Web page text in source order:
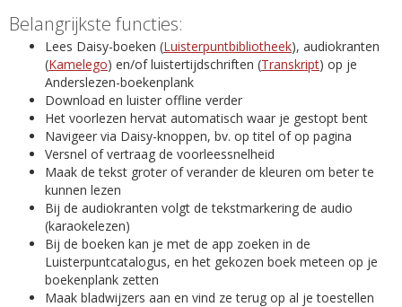
Belangrijkste functies:
Lees Daisy-boeken (Luisterpuntbibliotheek), audiokranten
(Kamelego) en/of luistertijdschriften (Transkript) op je
Anderslezen-boekenplank
Download en luister offline verder
Het voorlezen hervat automatisch waar je gestopt bent
Navigeer via Daisy-knoppen, bv. op titel of op pagina
Versnel of vertraag de voorleessnelheid
Maak de tekst groter of verander de kleuren om beter te
kunnen lezen
Bij de audiokranten volgt de tekstmarkering de audio
(karaokelezen)
Bij de boeken kan je met de app zoeken in de
Luisterpuntcatalogus, en het gekozen boek meteen op je
boekenplank zetten
Maak bladwijzers aan en vind ze terug op al je toestellen